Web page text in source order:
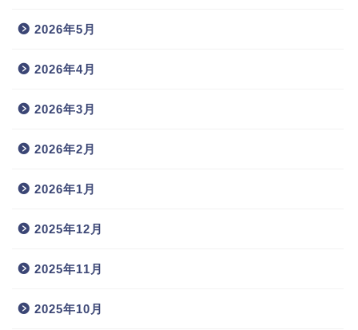
2026年5月
2026年4月
2026年3月
2026年2月
2026年1月
2025年12月
2025年11月
2025年10月